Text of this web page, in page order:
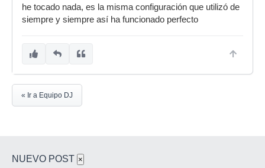
he tocado nada, es la misma configuración que utilizó de
siempre y siempre así ha funcionado perfecto
« Ir a Equipo DJ
NUEVO POST ×